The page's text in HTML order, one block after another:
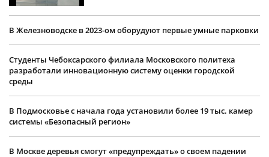
В Железноводске в 2023-ом оборудуют первые умные парковки
Студенты Чебоксарского филиала Московского политеха
разработали инновационную систему оценки городской
среды
В Подмосковье с начала года установили более 19 тыс. камер
системы «Безопасный регион»
В Москве деревья смогут «предупреждать» о своем падении